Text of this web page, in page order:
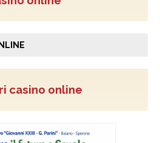
casino online